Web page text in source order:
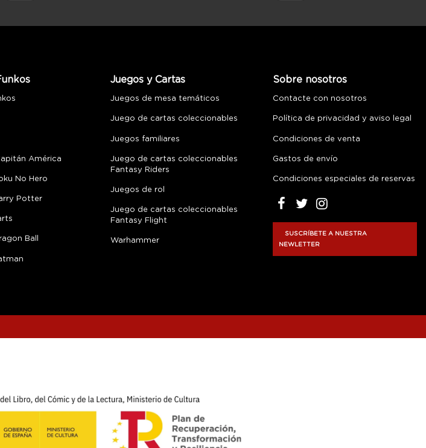
América
No Hero
Potter
Ball
Juegos y Cartas
Juegos de mesa temáticos
Juego de cartas coleccionables
Juegos familiares
Juego de cartas coleccionables
Fantasy Riders
Juegos de rol
Juego de cartas coleccionables
Fantasy Flight
Warhammer
Sobre nosotros
Contacte con nosotros
Política de privacidad y aviso legal
Condiciones de venta
Gastos de envío
Condiciones especiales de reservas
SUSCRÍBETE A NUESTRA
NEWLETTER